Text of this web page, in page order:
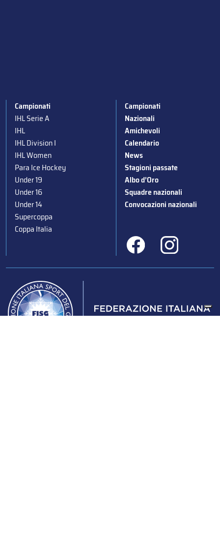
Campionati
IHL Serie A
IHL
IHL Division I
IHL Women
Para Ice Hockey
Under 19
Under 16
Under 14
Supercoppa
Coppa Italia
Campionati
Nazionali
Amichevoli
Calendario
News
Stagioni passate
Albo d’Oro
Squadre nazionali
Convocazioni nazionali